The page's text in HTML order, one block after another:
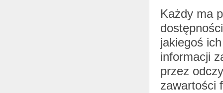
Każdy ma
jakiegoś
informacji
przez
zawartości